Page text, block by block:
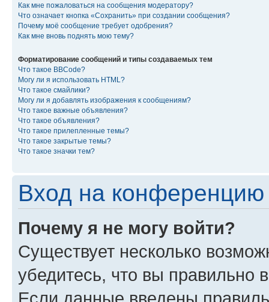
Как мне пожаловаться на сообщения модератору?
Что означает кнопка «Сохранить» при создании сообщения?
Почему моё сообщение требует одобрения?
Как мне вновь поднять мою тему?
Форматирование сообщений и типы создаваемых тем
Что такое BBCode?
Могу ли я использовать HTML?
Что такое смайлики?
Могу ли я добавлять изображения к сообщениям?
Что такое важные объявления?
Что такое объявления?
Что такое прилепленные темы?
Что такое закрытые темы?
Что такое значки тем?
Вход на конференцию
Почему я не могу войти?
Существует несколько
убедитесь, что вы правильно
Если данные введены